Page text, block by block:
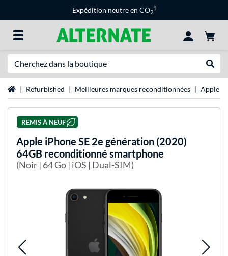
Expédition neutre en CO2
1
Page d'accueil
Refurbished Meilleures marques reconditionnées Apple
REMIS À NEUF
Apple iPhone SE 2e génération (2020)
64GB reconditionné smartphone
(Noir | 64 Go | iOS | Dual-SIM)